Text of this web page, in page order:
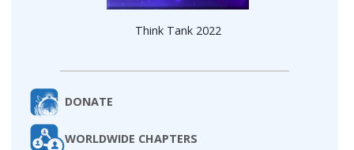
Think Tank 2022
DONATE
WORLDWIDE CHAPTERS